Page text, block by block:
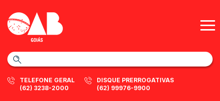
TELEFONE GERAL
(62) 3238-2000
DISQUE PRERROGATIVAS
(62) 99976-9900